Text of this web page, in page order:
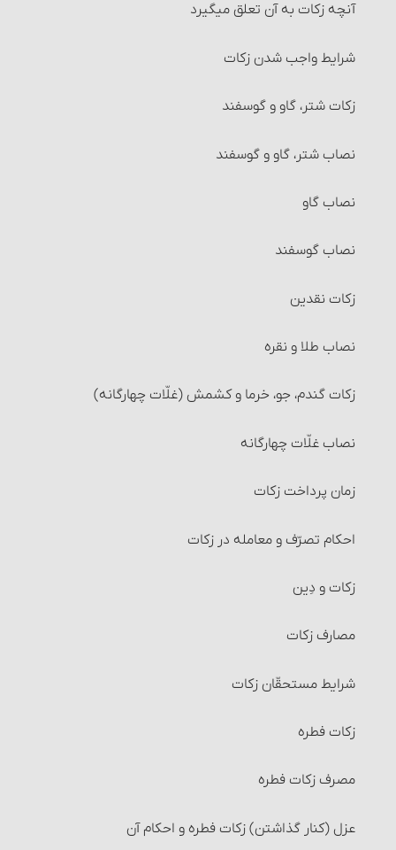
آنچه زکات به آن تعلق می‎گیرد‏
شرایط واجب شدن زکات‏
زکات شتر، گاو و گوسفند
نصاب شتر، گاو و گوسفند
نصاب گاو
نصاب گوسفند
زکات نقدین‏
نصاب طلا و نقره‏
زکات گندم، جو، خرما و کشمش (غلّات چهارگانه)
نصاب غلّات چهارگانه‏
زمان پرداخت زکات‏
احکام تصرّف و معامله در زکات
زکات و دِین‏
مصارف زکات
شرایط مستحقّان زکات‏
زکات فطره
مصرف زکات فطره
عزل (کنار گذاشتن) زکات فطره و احکام آن